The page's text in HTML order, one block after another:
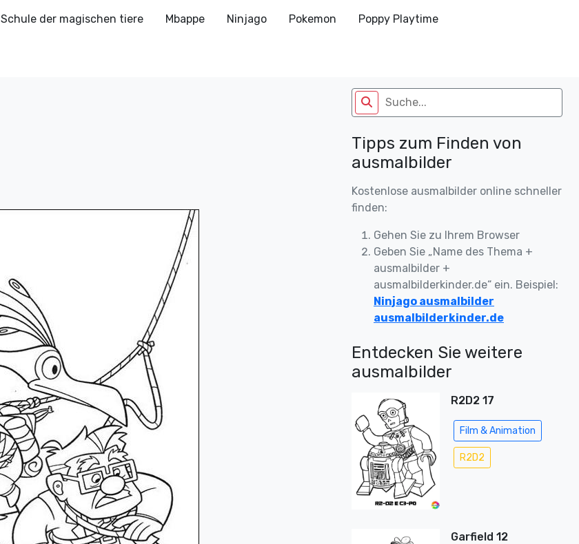
Schule der magischen tiere Mbappe Ninjago Pokemon Poppy Playtime
Tipps zum Finden von
ausmalbilder
Kostenlose ausmalbilder online schneller
finden:
Gehen Sie zu Ihrem Browser
Geben Sie „Name des Thema +
ausmalbilder +
ausmalbilderkinder.de“ ein. Beispiel:
Ninjago ausmalbilder
ausmalbilderkinder.de
Entdecken Sie weitere
ausmalbilder
R2D2 17
Film & Animation
R2D2
Garfield 12